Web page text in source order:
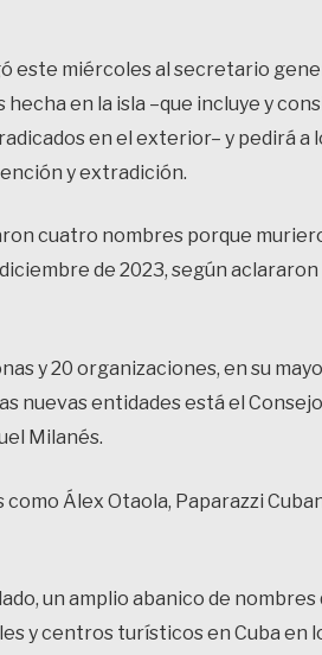
este miércoles al secretario
en la isla –que incluye y
en el exterior– y pedirá a
y extradición.
cuatro nombres porque
de 2023, según
y 20 organizaciones, en su
nuevas entidades está el
Milanés.
Álex Otaola, Paparazzi
un amplio abanico de nombres
y centros turísticos en Cuba en